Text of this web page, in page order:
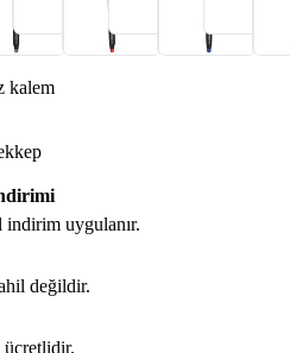
kalem
indirim uygulanır.
değildir.